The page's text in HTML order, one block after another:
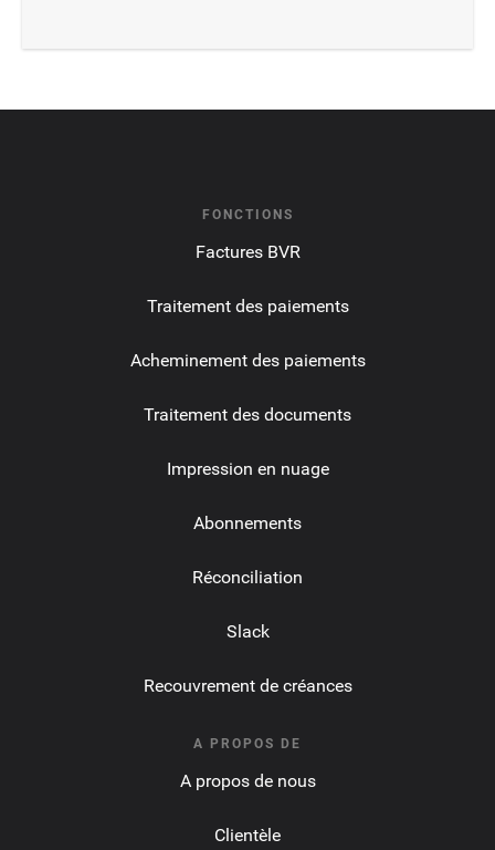
FONCTIONS
Factures BVR
Traitement des paiements
Acheminement des paiements
Traitement des documents
Impression en nuage
Abonnements
Réconciliation
Slack
Recouvrement de créances
A PROPOS DE
A propos de nous
Clientèle